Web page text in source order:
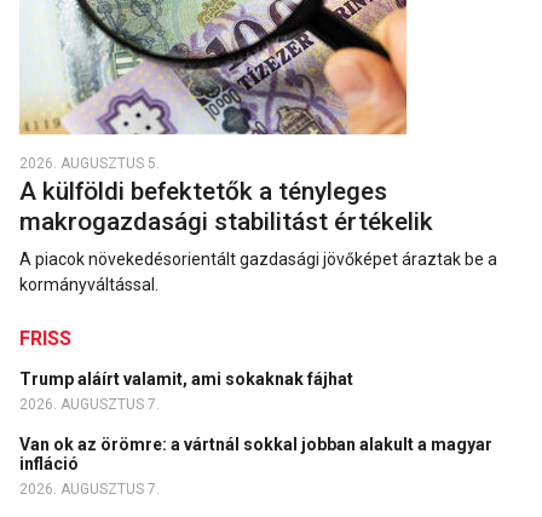
2026. AUGUSZTUS 5.
A külföldi befektetők a tényleges
makrogazdasági stabilitást értékelik
A piacok növekedésorientált gazdasági jövőképet áraztak be a
kormányváltással.
FRISS
Trump aláírt valamit, ami sokaknak fájhat
2026. AUGUSZTUS 7.
Van ok az örömre: a vártnál sokkal jobban alakult a magyar
infláció
2026. AUGUSZTUS 7.